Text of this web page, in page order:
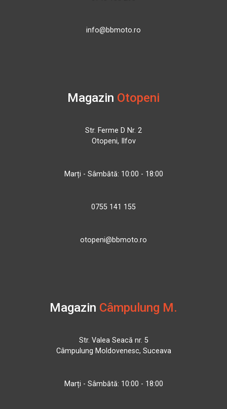
info@bbmoto.ro
Magazin Otopeni
Str. Ferme D Nr. 2
Otopeni, Ilfov
Marți - Sâmbătă: 10:00 - 18:00
0755 141 155
otopeni@bbmoto.ro
Magazin Câmpulung M.
Str. Valea Seacă nr. 5
Câmpulung Moldovenesc, Suceava
Marți - Sâmbătă: 10:00 - 18:00